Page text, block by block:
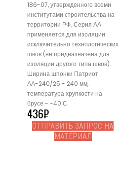
186-07, утвержденного всеми
институтами строительства на
территории РФ. Серия АА
применяется для изоляции
исключительно технологических
швов (не предназначена для
изоляции другого типа швов).
Ширина шпонки Патриот
АА-240/25 - 240 мм,
температура хрупкости на
брусе - -40 С.
436₽
ОТПРАВИТЬ ЗАПРОС НА
МАТЕРИАЛ